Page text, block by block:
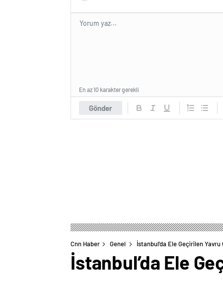
Gönder
En az 10 karakter gerekli
Cnn Haber Genel İstanbul’da Ele Geçirilen
İstanbul’da Ele